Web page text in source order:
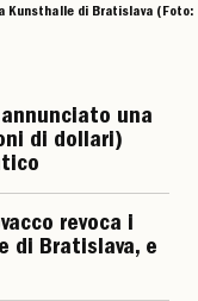
Kunsthalle di Bratislava (Foto:
una
di dollari)
revoca i
di Bratislava, e